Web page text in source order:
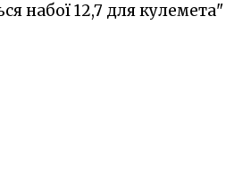
набої 12,7 для кулемета"